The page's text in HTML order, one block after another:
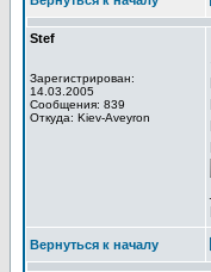
Stef
Зарегистрирован:
14.03.2005
Сообщения: 839
Откуда: Kiev-Aveyron
Вернуться к началу